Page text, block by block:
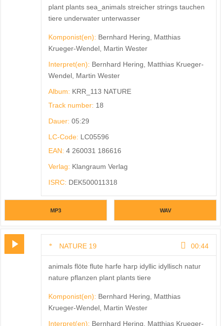
plant plants sea_animals streicher strings tauchen
tiere underwater unterwasser
Komponist(en): Bernhard Hering, Matthias
Krueger-Wendel, Martin Wester
Interpret(en): Bernhard Hering, Matthias Krueger-
Wendel, Martin Wester
Album: KRR_113 NATURE
Track number: 18
Dauer: 05:29
LC-Code: LC05596
EAN: 4 260031 186616
Verlag: Klangraum Verlag
ISRC: DEK500011318
MP3 WAV
NATURE 19 00:44
animals flöte flute harfe harp idyllic idyllisch natur
nature pflanzen plant plants tiere
Komponist(en): Bernhard Hering, Matthias
Krueger-Wendel, Martin Wester
Interpret(en): Bernhard Hering, Matthias Krueger-